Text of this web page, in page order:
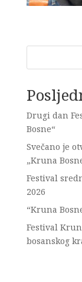
Drugi dan
Bosne“
Svečano je
„Kruna
Festival
2026
“Kruna
Festival
bosanskog